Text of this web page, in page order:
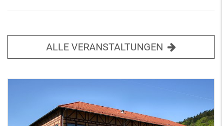
ALLE VERANSTALTUNGEN